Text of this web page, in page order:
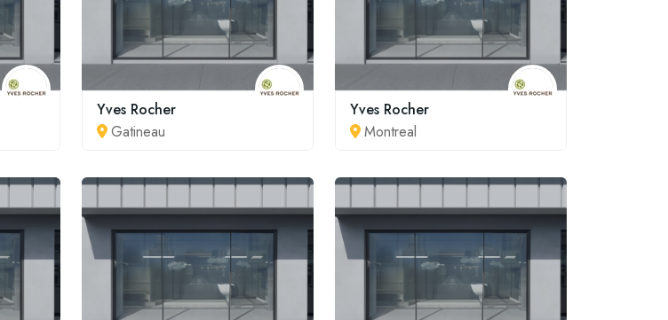
Yves Rocher
Gatineau
Yves Rocher
Montreal